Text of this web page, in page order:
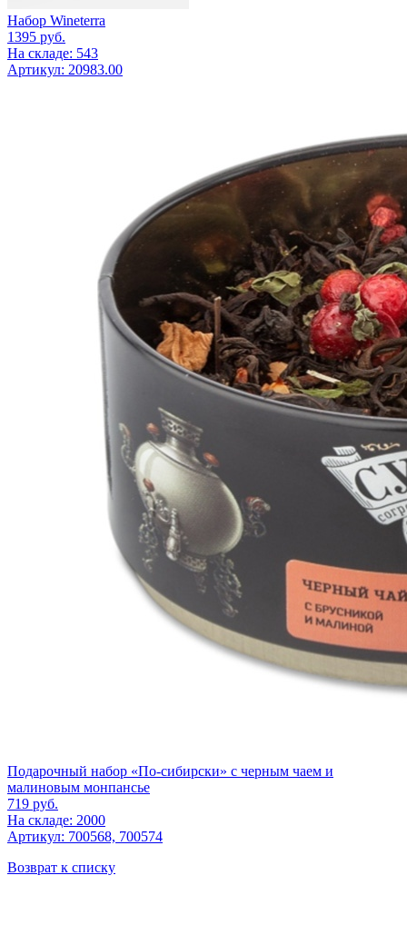
Набор Wineterra
1395 руб.
На складе: 543
Артикул: 20983.00
Подарочный набор «По-сибирски» с черным чаем и
малиновым монпансье
719 руб.
На складе: 2000
Артикул: 700568, 700574
Возврат к списку